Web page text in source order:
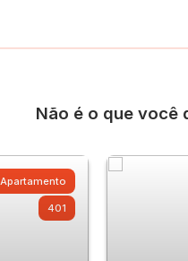
Não é o que você
Apartamento
401